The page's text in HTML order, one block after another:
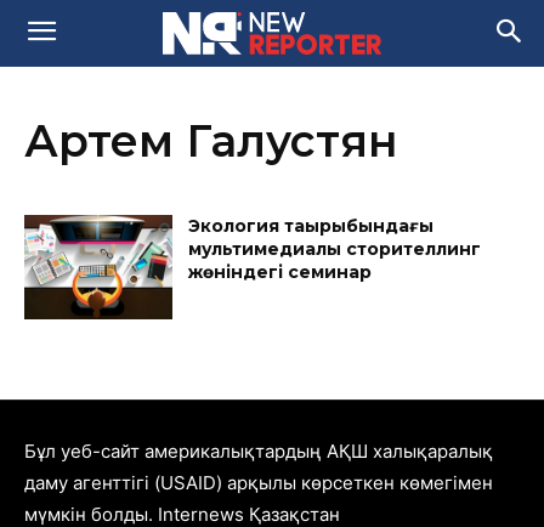
Артем Галустян
Экология тақырыбындағы
мультимедиалық сторителлинг
жөніндегі семинар
Бұл уеб-сайт америкалықтардың АҚШ халықаралық
даму агенттігі (USAID) арқылы көрсеткен көмегімен
мүмкін болды. Internews Қазақстан